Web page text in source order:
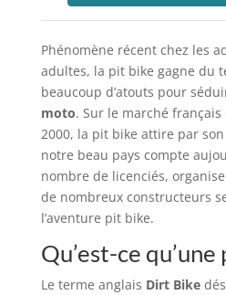
Phénomène récent chez les
adultes, la pit bike gagne du
beaucoup d’atouts pour
moto. Sur le marché
2000, la pit bike attire par
notre beau pays compte
nombre de licenciés,
de nombreux constructeurs
l’aventure pit bike.
Qu’est-ce
Le terme anglais Dirt Bike